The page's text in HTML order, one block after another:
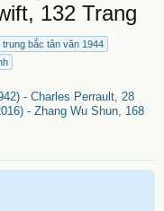
132 Trang
trung bắc tân văn 1944
- Charles Perrault, 28
- Zhang Wu Shun, 168